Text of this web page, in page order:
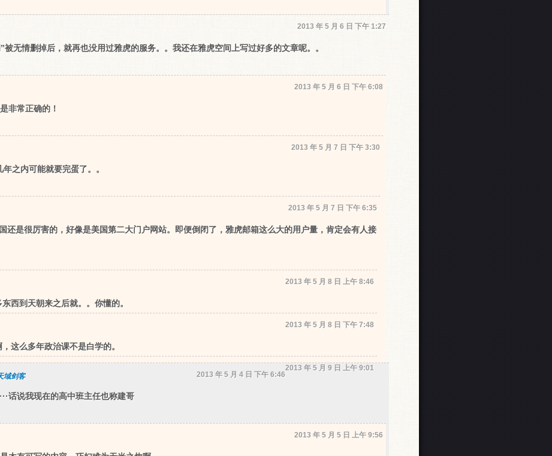
2013 年 5 月 6 日 下午 1:27
被无情删掉后，就再也没用过雅虎的服务。。我还在雅虎空间上写过好多的文章呢。。
2013 年 5 月 6 日 下午 6:08
非常正确的！
2013 年 5 月 7 日 下午 3:30
之内可能就要完蛋了。。
2013 年 5 月 7 日 下午 6:35
还是很厉害的，好像是美国第二大门户网站。即便倒闭了，雅虎邮箱这么大的用户量，肯定会有人接
2013 年 5 月 8 日 上午 8:46
西到天朝来之后就。。你懂的。
2013 年 5 月 8 日 下午 7:48
这么多年政治课不是白学的。
2013 年 5 月 9 日 上午 9:01
域剑客
2013 年 5 月 4 日 下午 6:46
话说我现在的高中班主任也称建哥
2013 年 5 月 5 日 上午 9:56